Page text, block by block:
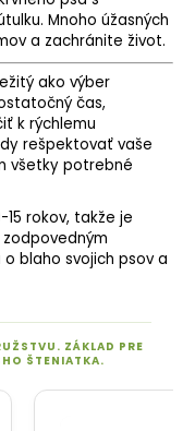
Mnoho úžasných
a zachránite život.
ako výber
čas,
k rýchlemu
rešpektovať vaše
všetky potrebné
rokov, takže je
blaho svojich psov a